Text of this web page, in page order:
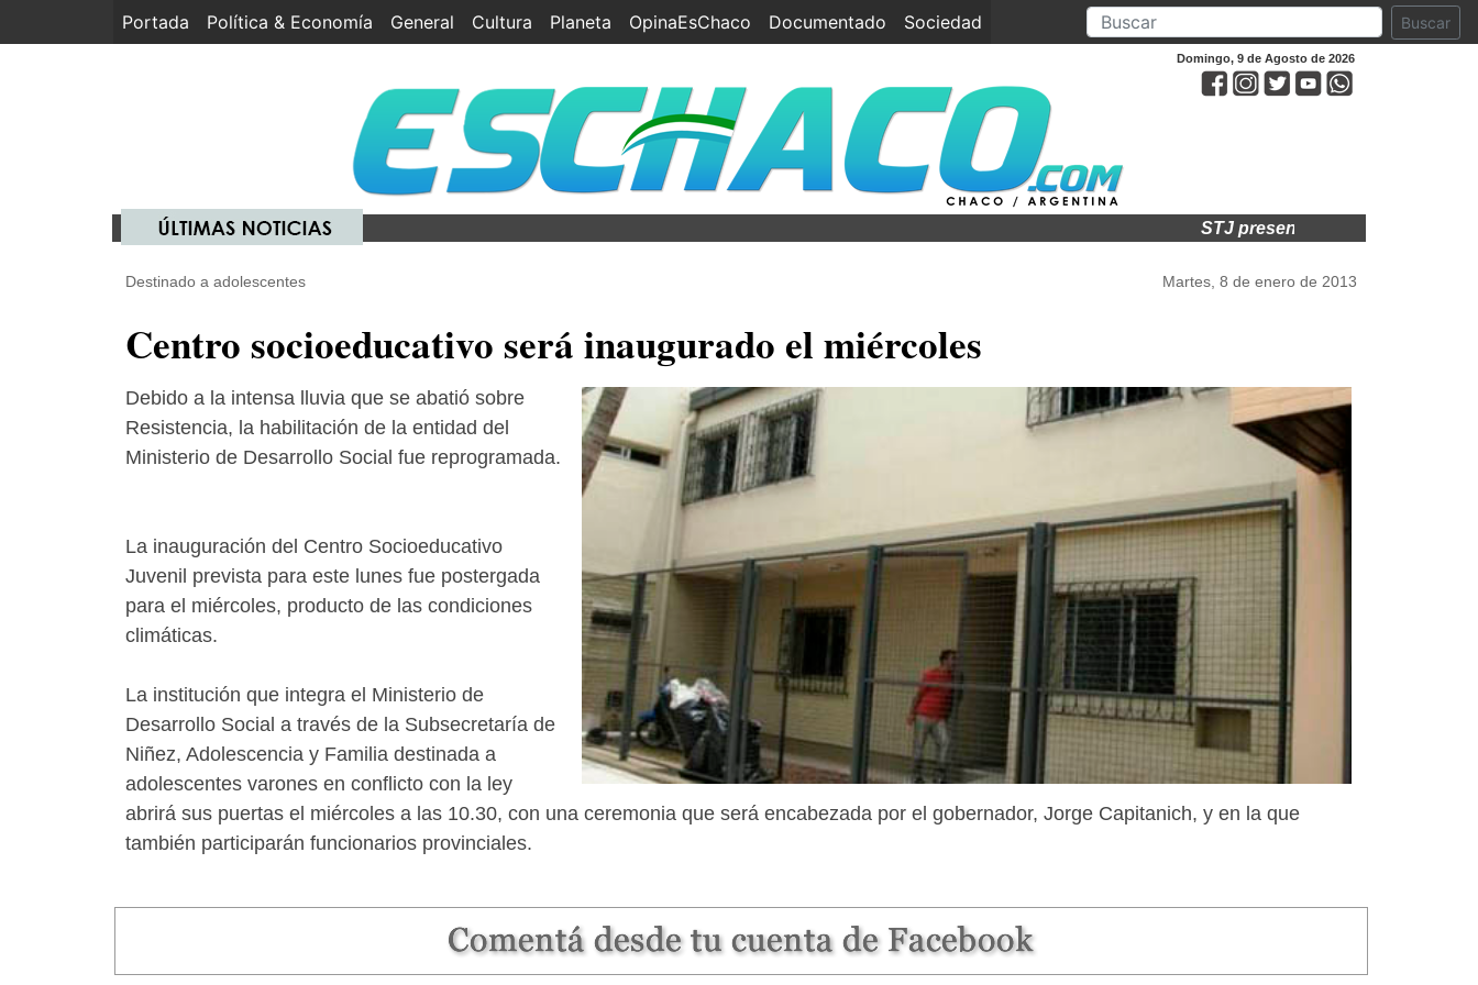
Portada (current)
Política & Economía General Cultura Planeta OpinaEsChaco Documentado Sociedad Buscar
Domingo, 9 de Agosto de 2026
STJ presente en acto por el 75°
Destinado a adolescentes Martes, 8 de enero de 2013
Centro socioeducativo será inaugurado el miércoles
Debido a la intensa lluvia que se abatió sobre
Resistencia, la habilitación de la entidad del
Ministerio de Desarrollo Social fue reprogramada.
La inauguración del Centro Socioeducativo
Juvenil prevista para este lunes fue postergada
para el miércoles, producto de las condiciones
climáticas.
La institución que integra el Ministerio de
Desarrollo Social a través de la Subsecretaría de
Niñez, Adolescencia y Familia destinada a
adolescentes varones en conflicto con la ley
abrirá sus puertas el miércoles a las 10.30, con una ceremonia que será encabezada por el gobernador, Jorge Capitanich, y en la que
también participarán funcionarios provinciales.